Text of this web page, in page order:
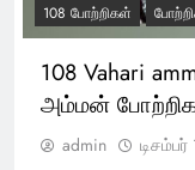
108 போற்றிகள்
108 Vahari
அம்மன்
admin